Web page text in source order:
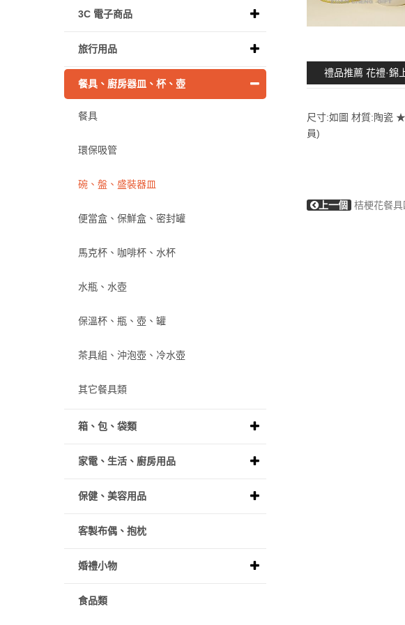
禮品推薦 花禮·錦
尺寸:如圖 材質:陶瓷
員)
上一個 桔梗花餐
3C 電子商品
旅行用品
餐具、廚房器皿、杯、壺
餐具
環保吸管
碗、盤、盛裝器皿
便當盒、保鮮盒、密封罐
馬克杯、咖啡杯、水杯
水瓶、水壺
保溫杯、瓶、壺、罐
茶具組、沖泡壺、冷水壺
其它餐具類
箱、包、袋類
家電、生活、廚房用品
保健、美容用品
客製布偶、抱枕
婚禮小物
食品類